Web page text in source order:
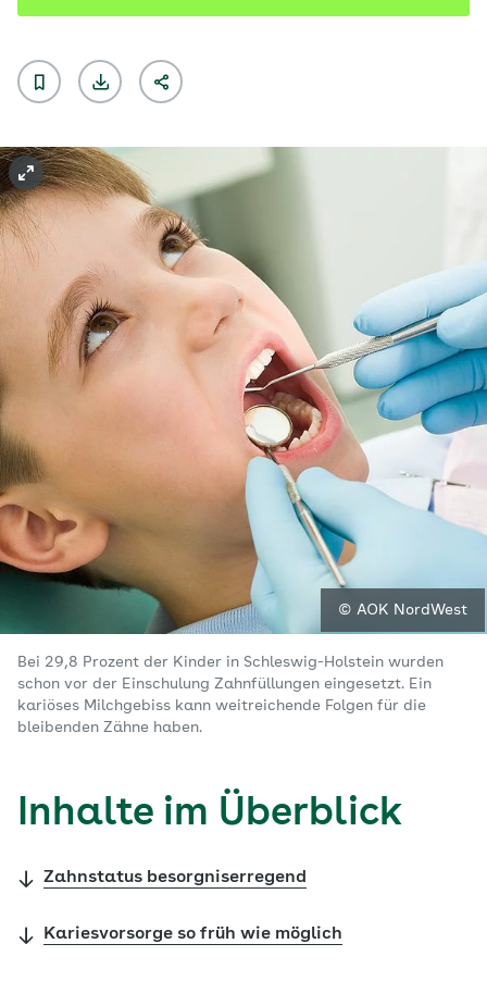
© AOK NordWest
Bei 29,8 Prozent der Kinder in Schleswig-Holstein wurden
schon vor der Einschulung Zahnfüllungen eingesetzt. Ein
kariöses Milchgebiss kann weitreichende Folgen für die
bleibenden Zähne haben.
Inhalte im Überblick
Zahnstatus besorgniserregend
Kariesvorsorge so früh wie möglich